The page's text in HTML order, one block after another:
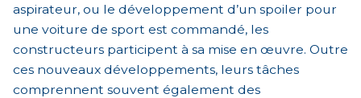
aspirateur, ou le développement d’un spoiler pour
une voiture de sport est commandé, les
constructeurs participent à sa mise en œuvre. Outre
ces nouveaux développements, leurs tâches
comprennent souvent également des